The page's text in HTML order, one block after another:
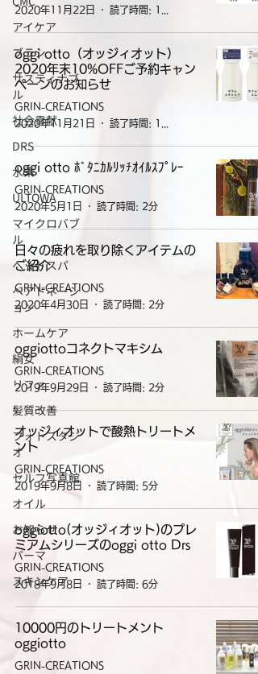
アイケア
ブラシ
サスティナブ
ル
社会貢献
DRS
水素
ULTOWA
マイクロバブ
ル
ヘッドスパ
ヘアドネーシ
ョン
ホームケア
絹女
リファ
髪質改善
フォトスタジ
オ
セルフ写真館
オイル
お知らせ
パーマ
スキンケア
2020年11月22日
oggi otto（オッジィオット）
2020年末10%OFFご予約キャン
ペーンのお知らせ
GRIN-CREATIONS
2020年11月21日
oggi otto ﾎﾞﾀﾆｶﾙﾘｯﾁｵｲﾙｽﾌﾟﾚｰ
GRIN-CREATIONS
2020年5月1日
読了時間: 2分
日々の疲れを取り除くアイテムの
ご紹介
GRIN-CREATIONS
2020年4月30日
読了時間: 2分
oggiottoコネクトマキシム
GRIN-CREATIONS
2019年9月29日
読了時間: 2分
オッジィオットで酸熱トリートメ
ント
GRIN-CREATIONS
2019年9月8日
読了時間: 5分
oggiotto(オッジィオット)のプレ
ミアムシリーズのoggi otto Drs
GRIN-CREATIONS
2018年9月8日
読了時間: 6分
10000円のトリートメント
oggiotto
GRIN-CREATIONS